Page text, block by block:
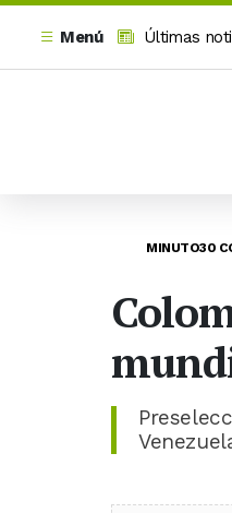
Menú
Últimas
MINUTO30